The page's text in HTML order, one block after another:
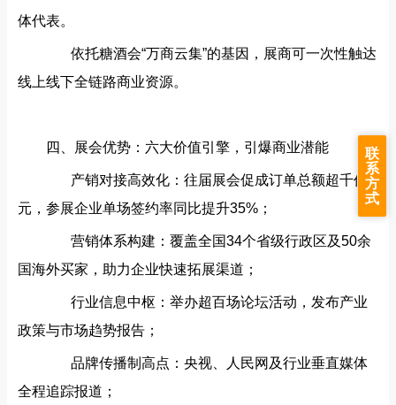
体代表。
依托糖酒会“万商云集”的基因，展商可一次性触达
线上线下全链路商业资源。
四、展会优势：六大价值引擎，引爆商业潜能‌
产销对接高效化‌：往届展会促成订单总额超千亿
元，参展企业单场签约率同比提升35%；
营销体系构建‌：覆盖全国34个省级行政区及50余
国海外买家，助力企业快速拓展渠道；
行业信息中枢‌：举办超百场论坛活动，发布产业
政策与市场趋势报告；
品牌传播制高点‌：央视、人民网及行业垂直媒体
全程追踪报道；
联
系
方
式